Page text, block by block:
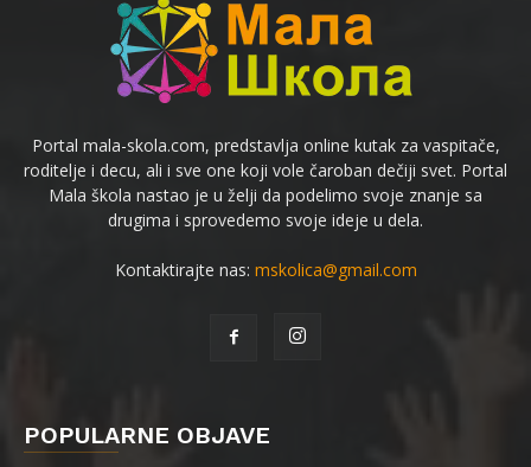
Portal mala-skola.com, predstavlja online kutak za vaspitače,
roditelje i decu, ali i sve one koji vole čaroban dečiji svet. Portal
Mala škola nastao je u želji da podelimo svoje znanje sa
drugima i sprovedemo svoje ideje u dela.
Kontaktirajte nas: mskolica@gmail.com
POPULARNE OBJAVE